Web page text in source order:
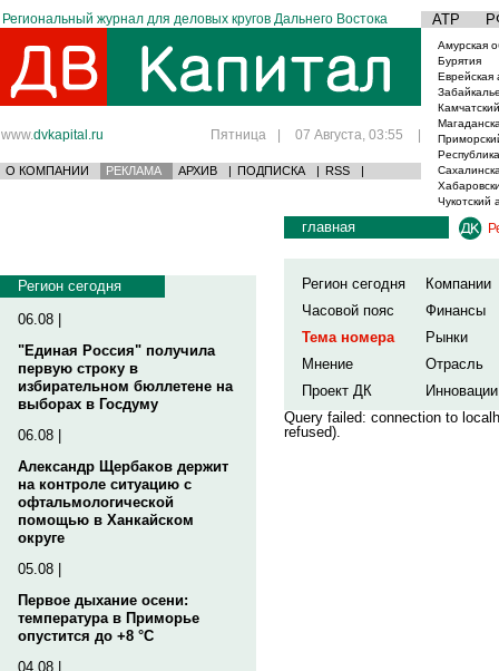
Региональный журнал для деловых кругов Дальнего Востока АТР
www.dvkapital.ru Пятница | 07 Августа, 03:55 |
О КОМПАНИИ РЕКЛАМА АРХИВ | ПОДПИСКА | RSS |
Амурская
Бурятия
Еврейская
Чукотский
Регион сегодня
06.08 |
"Единая Россия" получила
первую строку в
избирательном бюллетене на
выборах в Госдуму
06.08 |
Александр Щербаков держит
на контроле ситуацию с
офтальмологической
помощью в Ханкайском
округе
05.08 |
Первое дыхание осени:
температура в Приморье
опустится до +8 °C
04.08 |
главная
Регион сегодня
Компании
Часовой пояс
Финансы
Тема номера
Рынки
Мнение
Отрасль
Проект ДК
Инновации
Query failed: connection to
refused).